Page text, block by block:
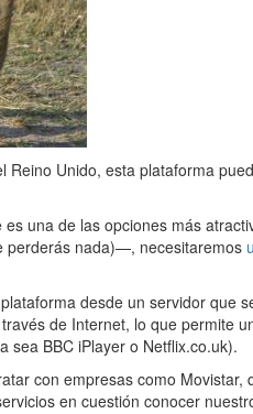
Unido, esta plataforma
una de las opciones más
perderás nada)—, necesitaremos
desde un servidor que
de Internet, lo que permite
sea BBC iPlayer o Netflix.co.uk).
con empresas como
en cuestión conocer